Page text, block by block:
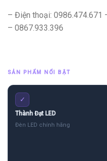
– Điện thoại: 0986.474.671
– 0867.933.396
SẢN PHẨM NỔI BẬT
✓
Thành Đạt LED
Đèn LED chính hãng